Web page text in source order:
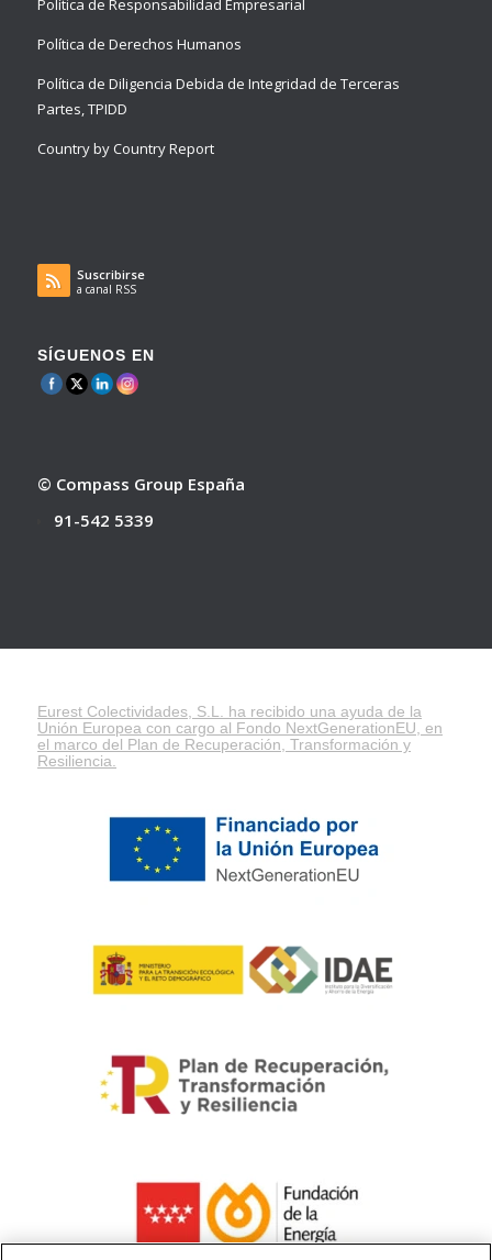
Política de Responsabilidad Empresarial
Política de Derechos Humanos
Política de Diligencia Debida de Integridad de Terceras
Partes, TPIDD
Country by Country Report
Suscribirse
a canal RSS
SÍGUENOS EN
© Compass Group España
91-542 5339
Eurest Colectividades, S.L. ha recibido una ayuda de la
Unión Europea con cargo al Fondo NextGenerationEU, en
el marco del Plan de Recuperación, Transformación y
Resiliencia